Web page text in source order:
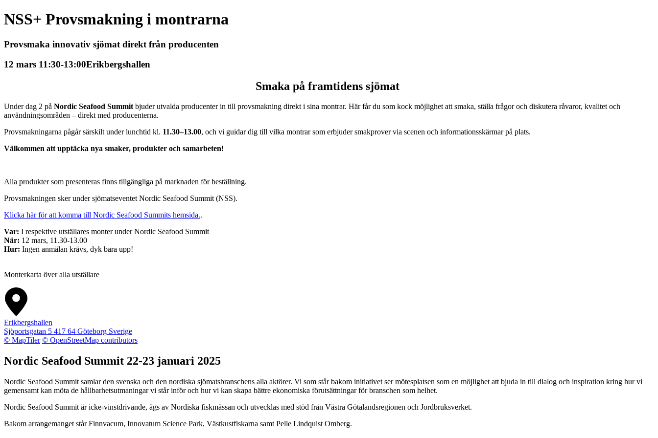
NSS+ Provsmakning i montrarna
Provsmaka innovativ sjömat direkt från producenten
12 mars 11:30-13:00Erikbergshallen
Smaka på framtidens sjömat
Under dag 2 på Nordic Seafood Summitbjuder utvalda producenter in till provsmakning direkt i sina montrar. Här får du som kock möjlighet att smaka, ställa frågor och diskutera råvaror, kvalitet och
användningsområden – direkt med producenterna.
Provsmakningarna pågår särskilt under lunchtid kl. 11.30–13.00, och vi guidar dig till vilka montrar som erbjuder smakprover via scenen och informationsskärmar på plats.
Välkommen att upptäcka nya smaker, produkter och samarbeten!
Alla produkter som presenteras finns tillgängliga på marknaden för beställning.
Provsmakningen sker under sjömatseventet Nordic Seafood Summit (NSS).
Klicka här för att komma till Nordic Seafood Summits hemsida..
Var: I respektive utställares monter under Nordic Seafood Summit
När: 12 mars, 11.30-13.00
Hur: Ingen anmälan krävs, dyk bara upp!
Monterkarta över alla utställare
Erikbergshallen
Sjöportsgatan 5 417 64 Göteborg Sverige
© MapTiler © OpenStreetMap contributors
Nordic Seafood Summit 22-23 januari 2025
Nordic Seafood Summit samlar den svenska och den nordiska sjömatsbranschens alla aktörer. Vi som står bakom initiativet ser mötesplatsen som en möjlighet att bjuda in till dialog och inspiration kring hur vi
gemensamt kan möta de hållbarhetsutmaningar vi står inför och hur vi kan skapa bättre ekonomiska förutsättningar för branschen som helhet.
Nordic Seafood Summit är icke-vinstdrivande, ägs av Nordiska fiskmässan och utvecklas med stöd från Västra Götalandsregionen och Jordbruksverket.
Bakom arrangemanget står Finnvacum, Innovatum Science Park, Västkustfiskarna samt Pelle Lindquist Omberg.